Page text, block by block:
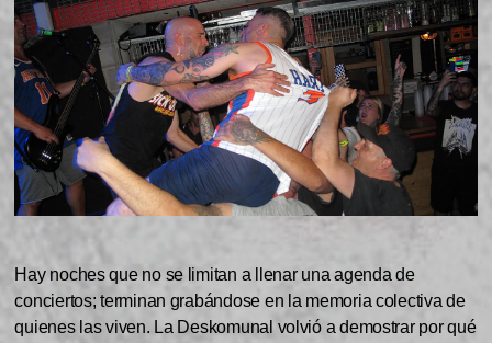
Hay noches que no se limitan a llenar una agenda de
conciertos; terminan grabándose en la memoria colectiva de
quienes las viven. La Deskomunal volvió a demostrar por qué